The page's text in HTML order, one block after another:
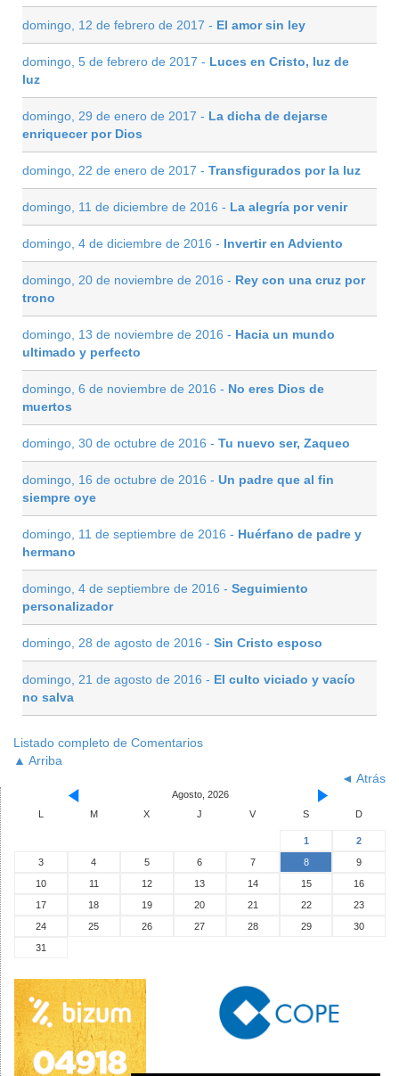
domingo, 12 de febrero de 2017 - El amor sin ley
domingo, 5 de febrero de 2017 - Luces en Cristo, luz de
luz
domingo, 29 de enero de 2017 - La dicha de dejarse
enriquecer por Dios
domingo, 22 de enero de 2017 - Transfigurados por la luz
domingo, 11 de diciembre de 2016 - La alegría por venir
domingo, 4 de diciembre de 2016 - Invertir en Adviento
domingo, 20 de noviembre de 2016 - Rey con una cruz por
trono
domingo, 13 de noviembre de 2016 - Hacia un mundo
ultimado y perfecto
domingo, 6 de noviembre de 2016 - No eres Dios de
muertos
domingo, 30 de octubre de 2016 - Tu nuevo ser, Zaqueo
domingo, 16 de octubre de 2016 - Un padre que al fin
siempre oye
domingo, 11 de septiembre de 2016 - Huérfano de padre y
hermano
domingo, 4 de septiembre de 2016 - Seguimiento
personalizador
domingo, 28 de agosto de 2016 - Sin Cristo esposo
domingo, 21 de agosto de 2016 - El culto viciado y vacío
no salva
Listado completo de Comentarios
▲ Arriba
◄ Atrás
Agosto, 2026
L
M X J V S D
1
2
3
4 5 6 7 8
9
10
11 12 13 14 15
16
17
18 19 20 21 22
23
24
25 26 27 28 29
30
31